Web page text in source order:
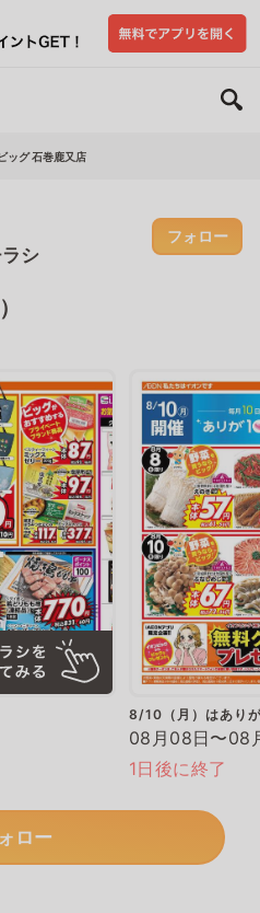
ッグ 石巻鹿又店
シ
フォロー
8/10（月）はあり
08月08日〜08
1日後に終了
ロー